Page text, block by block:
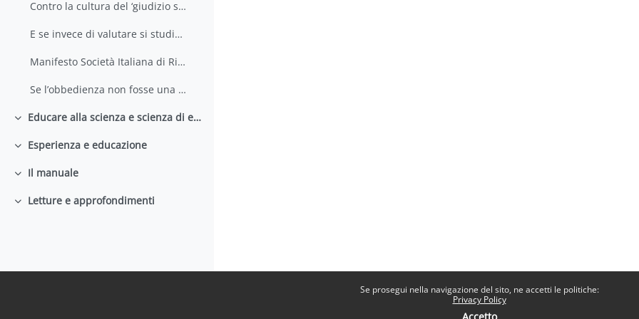
Se prosegui nella navigazione del sito, ne accetti le politiche:
Privacy Policy
Contro la cultura del ‘giudizio senza critica’
E se invece di valutare si studiasse
Manifesto Società Italiana di Ricerca Didattica
Se l’obbedienza non fosse una virtù
Minimizza Educare alla scienza e scienza di educare
Minimizza
Esperienza e educazione
Minimizza
Il manuale
Minimizza
Letture e approfondimenti